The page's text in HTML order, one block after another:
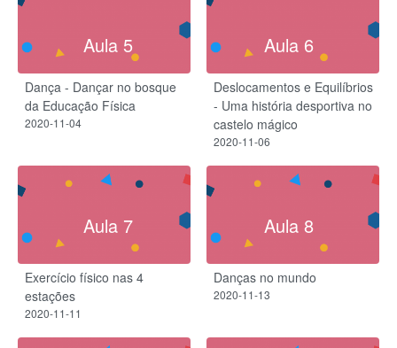
Aula 5
Dança - Dançar no bosque
da Educação Física
2020-11-04
Aula 6
Deslocamentos e Equilíbrios
- Uma história desportiva no
castelo mágico
2020-11-06
Aula 7
Exercício físico nas 4
estações
2020-11-11
Aula 8
Danças no mundo
2020-11-13